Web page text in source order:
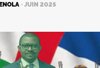
· JUIN 2025